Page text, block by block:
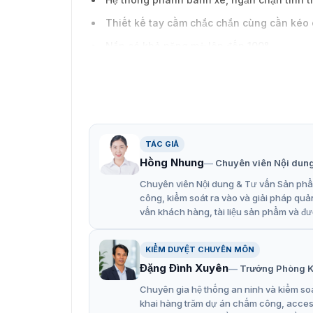
Thiết kế tay cầm chắc chắn cùng cần
TÁC GIẢ
Hồng Nhung
Chuyên viên Nội
Chuyên viên Nội dung & Tư vấn Sản
công, kiểm soát ra vào và giải pháp
vấn khách hàng, tài liệu sản phẩm và
KIỂM DUYỆT CHUYÊN MÔN
Đặng Đình Xuyên
Trưởng Phòng
Chuyên gia hệ thống an ninh và kiểm
khai hàng trăm dự án chấm công,